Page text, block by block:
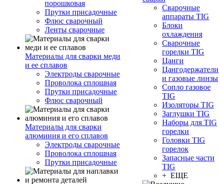
порошковая
Прутки присадочные
Флюс сварочный
Ленты сварочные
Материалы для сварки меди
и ее сплавов
Электроды сварочные
Проволока сплошная
Прутки присадочные
Флюс сварочный
Материалы для сварки
алюминия и его сплавов
Электроды сварочные
Проволока сплошная
Прутки присадочные
Сварочные
аппараты TIG
Блоки
охлаждения
Сварочные
горелки TIG
Цанги
Цангодержатели
и газовые линзы
Сопло газовое
TIG
Изоляторы TIG
Заглушки TIG
Наборы для TIG
горелки
Головки TIG
горелок
Запасные части
TIG
+ ЕЩЕ